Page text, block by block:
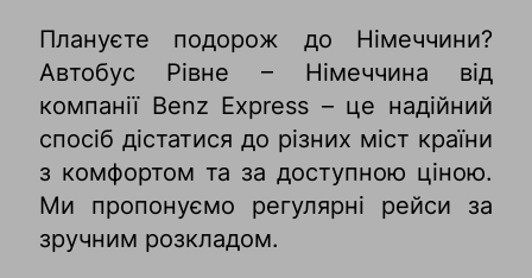
Плануєте подорож до Німеччини?
Автобус Рівне – Німеччина від
компанії Benz Express – це надійний
спосіб дістатися до різних міст країни
з комфортом та за доступною ціною.
Ми пропонуємо регулярні рейси за
зручним розкладом.